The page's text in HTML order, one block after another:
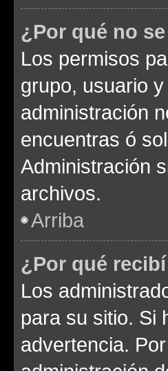
¿Por qué no
Los permisos
grupo, usuario
administración
encuentras ó
Administración
archivos.
Arriba
¿Por qué
Los
para su sitio. Si
advertencia.